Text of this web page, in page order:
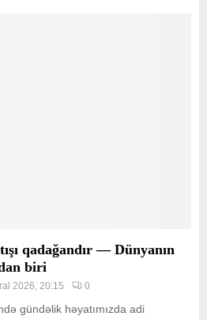
qadağandır — Dünyanın
biri
2026, 20:15 0
gündəlik həyatımızda adi